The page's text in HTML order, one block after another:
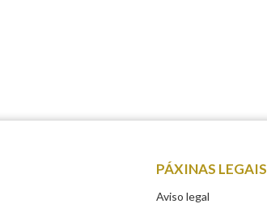
PÁXINAS LEGAIS
Aviso legal